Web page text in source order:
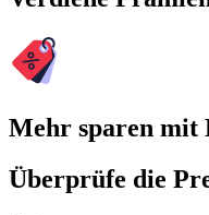
Mehr sparen mit
Überprüfe die